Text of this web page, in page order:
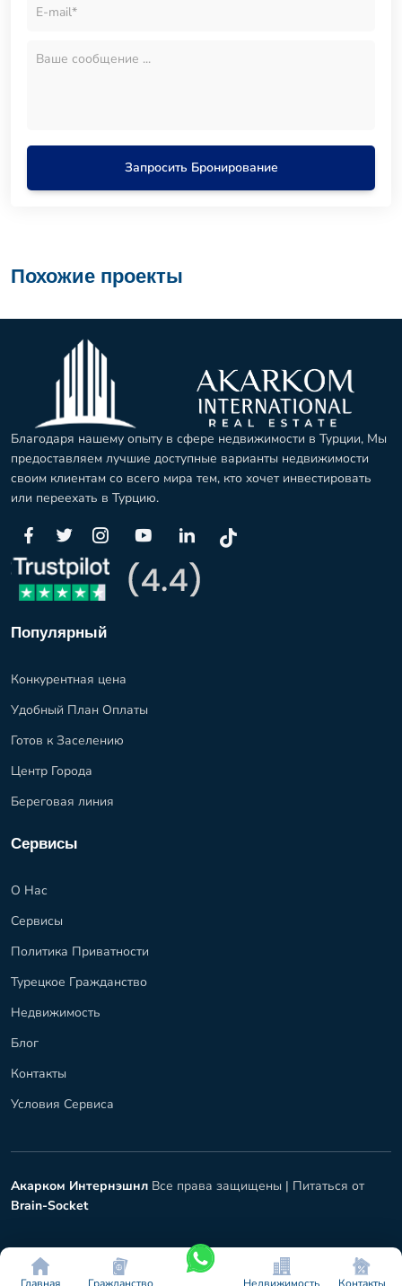
Запросить Бронирование
Похожие проекты
Благодаря нашему опыту в сфере недвижимости в Турции, Мы
предоставляем лучшие доступные варианты недвижимости
своим клиентам со всего мира тем, кто хочет инвестировать
или переехать в Турцию.
Популярный
Конкурентная цена
Удобный План Оплаты
Готов к Заселению
Центр Города
Береговая линия
Сервисы
О Нас
Сервисы
Политика Приватности
Турецкое Гражданство
Недвижимость
Блог
Контакты
Условия Сервиса
Акарком Интернэшнл Все права защищены | Питаться от
Brain-Socket